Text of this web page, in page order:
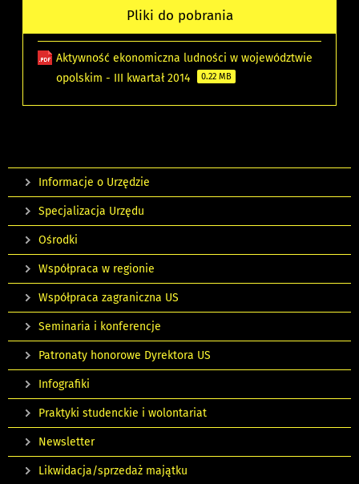
Pliki do pobrania
Aktywność ekonomiczna ludności w województwie
opolskim - III kwartał 2014
0.22 MB
Informacje o Urzędzie
Specjalizacja Urzędu
Ośrodki
Współpraca w regionie
Współpraca zagraniczna US
Seminaria i konferencje
Patronaty honorowe Dyrektora US
Infografiki
Praktyki studenckie i wolontariat
Newsletter
Likwidacja/sprzedaż majątku